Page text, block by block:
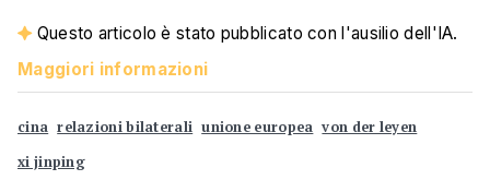
Questo articolo è stato pubblicato con l'ausilio dell'IA.
Maggiori informazioni
cina relazioni bilaterali unione europea von der leyen
xi jinping